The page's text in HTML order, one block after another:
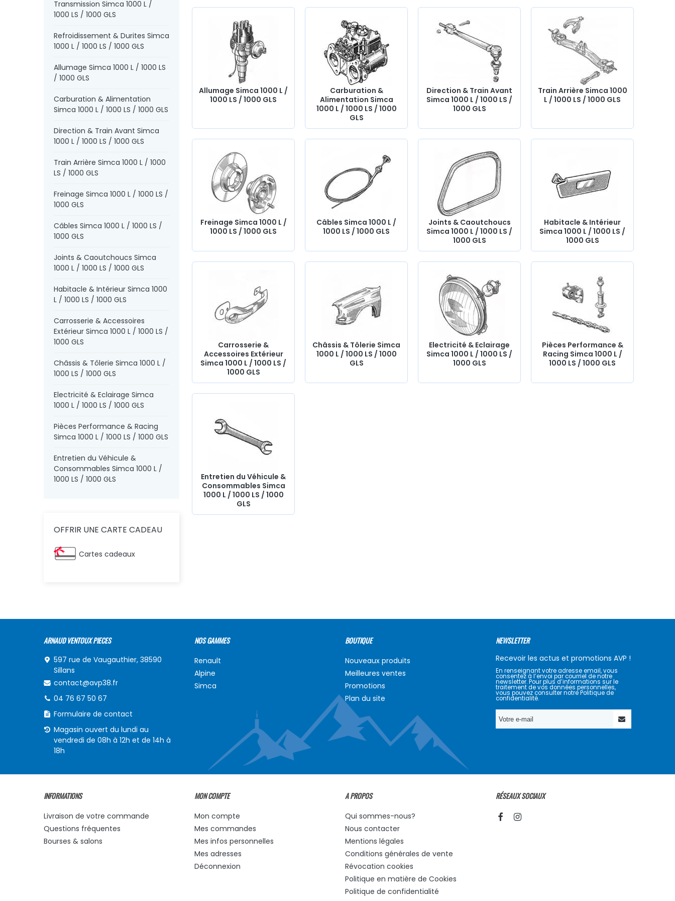
pièces électriques…Chez AVP Arnaud Ventoux Pièces, nous
avons tout ce qu’il vous faut pour
Simca 1000
Transmission Simca 1000 L /
1000 LS / 1000 GLS
Refroidissement & Durites Simca
1000 L / 1000 LS / 1000 GLS
Allumage Simca 1000 L / 1000 LS
/ 1000 GLS
Carburation & Alimentation
Simca 1000 L / 1000 LS / 1000 GLS
Direction & Train Avant Simca
1000 L / 1000 LS / 1000 GLS
Train Arrière Simca 1000 L / 1000
LS / 1000 GLS
Freinage Simca 1000 L / 1000 LS /
1000 GLS
Câbles Simca 1000 L / 1000 LS /
1000 GLS
Joints & Caoutchoucs Simca
1000 L / 1000 LS / 1000 GLS
Habitacle & Intérieur Simca 1000
L / 1000 LS / 1000 GLS
Carrosserie & Accessoires
Extérieur Simca 1000 L / 1000 LS /
1000 GLS
Châssis & Tôlerie Simca 1000 L /
1000 LS / 1000 GLS
Electricité & Eclairage Simca
1000 L / 1000 LS / 1000 GLS
Pièces Performance & Racing
Simca 1000 L / 1000 LS / 1000 GLS
Entretien du Véhicule &
Consommables Simca 1000 L /
1000 LS / 1000 GLS
OFFRIR UNE CARTE CADEAU
Cartes cadeaux
Allumage Simca 1000 L /
1000 LS / 1000 GLS
Carburation &
Alimentation Simca
1000 L / 1000 LS / 1000
GLS
Direction & Train Avant
Simca 1000 L / 1000 LS /
1000 GLS
Train Arrière Simca 1000
L / 1000 LS / 1000 GLS
Freinage Simca 1000 L /
1000 LS / 1000 GLS
Câbles Simca 1000 L /
1000 LS / 1000 GLS
Joints & Caoutchoucs
Simca 1000 L / 1000 LS /
1000 GLS
Habitacle & Intérieur
Simca 1000 L / 1000 LS /
1000 GLS
Carrosserie &
Accessoires Extérieur
Simca 1000 L / 1000 LS /
1000 GLS
Châssis & Tôlerie Simca
1000 L / 1000 LS / 1000
GLS
Electricité & Eclairage
Simca 1000 L / 1000 LS /
1000 GLS
Pièces Performance &
Racing Simca 1000 L /
1000 LS / 1000 GLS
Entretien du Véhicule &
Consommables Simca
1000 L / 1000 LS / 1000
GLS
ARNAUD VENTOUX PIECES
597 rue de Vaugauthier, 38590
Sillans
contact@avp38.fr
04 76 67 50 67
Formulaire de contact
Magasin ouvert du lundi au
vendredi de 08h à 12h et de 14h à
18h
NOS GAMMES
Renault
Alpine
Simca
BOUTIQUE
Nouveaux produits
Meilleures ventes
Promotions
Plan du site
NEWSLETTER
Recevoir les actus et promotions AVP !
En renseignant votre adresse email, vous
consentez à l’envoi par courriel de notre
newsletter. Pour plus d’informations sur le
traitement de vos données personnelles,
vous pouvez consulter notre Politique de
confidentialité.
INFORMATIONS
Livraison de votre commande
Questions fréquentes
Bourses & salons
MON COMPTE
Mon compte
Mes commandes
Mes infos personnelles
Mes adresses
Déconnexion
A PROPOS
Qui sommes-nous?
Nous contacter
Mentions légales
Conditions générales de vente
Révocation cookies
Politique en matière de Cookies
Politique de confidentialité
RÉSEAUX SOCIAUX